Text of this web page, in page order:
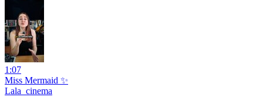
1:07
Miss Mermaid ✨
Lala_cinema